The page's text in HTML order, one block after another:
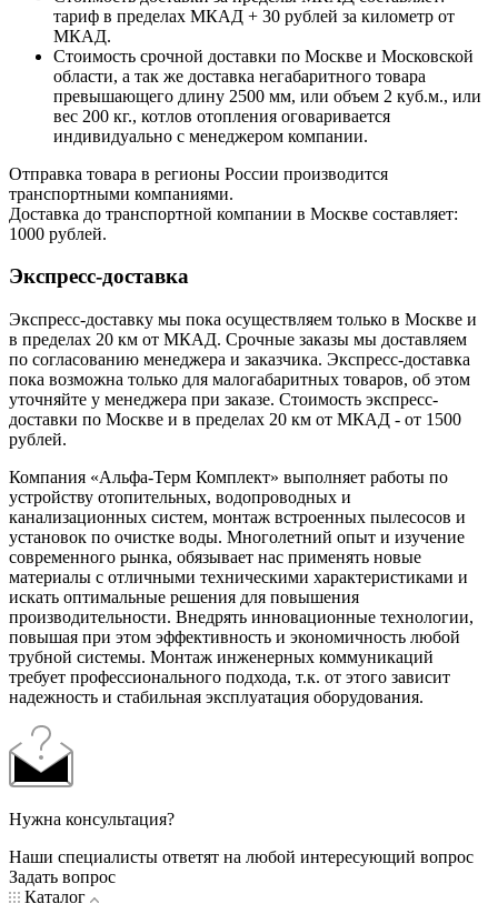
тариф в пределах МКАД + 30 рублей за километр от
МКАД.
Стоимость срочной доставки по Москве и Московской
области, а так же доставка негабаритного товара
превышающего длину 2500 мм, или объем 2 куб.м., или
вес 200 кг., котлов отопления оговаривается
индивидуально с менеджером компании.
Отправка товара в регионы России производится
транспортными компаниями.
Доставка до транспортной компании в Москве составляет:
1000 рублей.
Экспресс-доставка
Экспресс-доставку мы пока осуществляем только в Москве и
в пределах 20 км от МКАД. Срочные заказы мы доставляем
по согласованию менеджера и заказчика. Экспресс-доставка
пока возможна только для малогабаритных товаров, об этом
уточняйте у менеджера при заказе. Стоимость экспресс-
доставки по Москве и в пределах 20 км от МКАД - от 1500
рублей.
Компания «Альфа-Терм Комплект» выполняет работы по
устройству отопительных, водопроводных и
канализационных систем, монтаж встроенных пылесосов и
установок по очистке воды. Многолетний опыт и изучение
современного рынка, обязывает нас применять новые
материалы с отличными техническими характеристиками и
искать оптимальные решения для повышения
производительности. Внедрять инновационные технологии,
повышая при этом эффективность и экономичность любой
трубной системы. Монтаж инженерных коммуникаций
требует профессионального подхода, т.к. от этого зависит
надежность и стабильная эксплуатация оборудования.
Нужна консультация?
Наши специалисты ответят на любой интересующий вопрос
Задать вопрос
Каталог